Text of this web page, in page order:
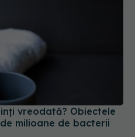
vreodată? Obiectele
milioane de bacterii